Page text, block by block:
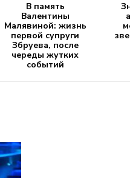
В память
Валентины
Малявиной: жизнь
первой супруги
Збруева, после
череды жутких
событий